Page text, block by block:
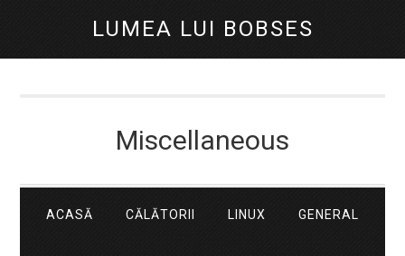
LUMEA LUI BOBSES
Miscellaneous
ACASĂ CĂLĂTORII LINUX GENERAL